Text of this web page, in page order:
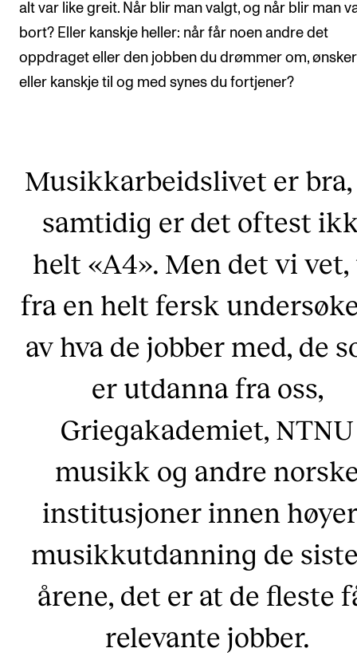
alt var like greit. Når blir man valgt, og når blir man
bort? Eller kanskje heller: når får noen andre det
oppdraget eller den jobben du drømmer om,
eller kanskje til og med synes du fortjener?
Musikkarbeidslivet er bra,
samtidig er det oftest
helt «A4». Men det vi
fra en helt fersk
av hva de jobber med, de
er utdanna fra oss,
Griegakademiet, NTNU
musikk og andre
institusjoner innen
musikkutdanning de
årene, det er at de fleste
relevante jobber.